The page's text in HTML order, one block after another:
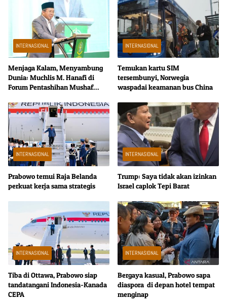
INTERNASIONAL
Menjaga Kalam, Menyambung
Dunia: Muchlis M. Hanafi di
Forum Pentashihan Mushaf
INTERNASIONAL
Temukan kartu SIM
tersembunyi, Norwegia
waspadai keamanan bus China
INTERNASIONAL
Prabowo temui Raja Belanda
perkuat kerja sama strategis
INTERNASIONAL
Trump: Saya tidak akan izinkan
Israel caplok Tepi Barat
INTERNASIONAL
Tiba di Ottawa, Prabowo siap
tandatangani Indonesia-Kanada
CEPA
INTERNASIONAL
Bergaya kasual, Prabowo sapa
diaspora di depan hotel tempat
menginap